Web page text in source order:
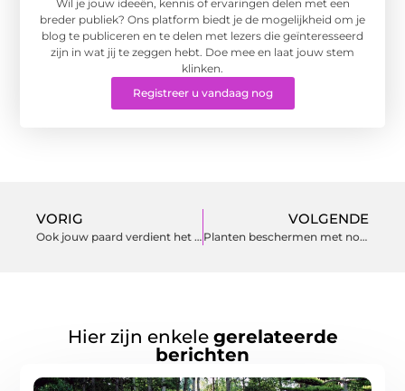
Wil je jouw ideeën, kennis of ervaringen delen met een
breder publiek? Ons platform biedt je de mogelijkheid om je
blog te publiceren en te delen met lezers die geïnteresseerd
zijn in wat jij te zeggen hebt. Doe mee en laat jouw stem
klinken.
Registreer u vandaag nog
VORIG
Ook jouw paard verdient het beste voer
VOLGENDE
Planten beschermen met noppenfolie
Hier zijn enkele gerelateerde
berichten